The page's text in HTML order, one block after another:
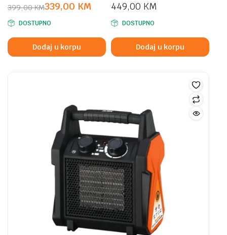
399,00KM
Original
price
was:
399,00 KM.
339,00 KM
Current
price
is:
339,00 KM.
DOSTUPNO
Dodaj u korpu
449,00 KM
DOSTUPNO
Dodaj u korpu